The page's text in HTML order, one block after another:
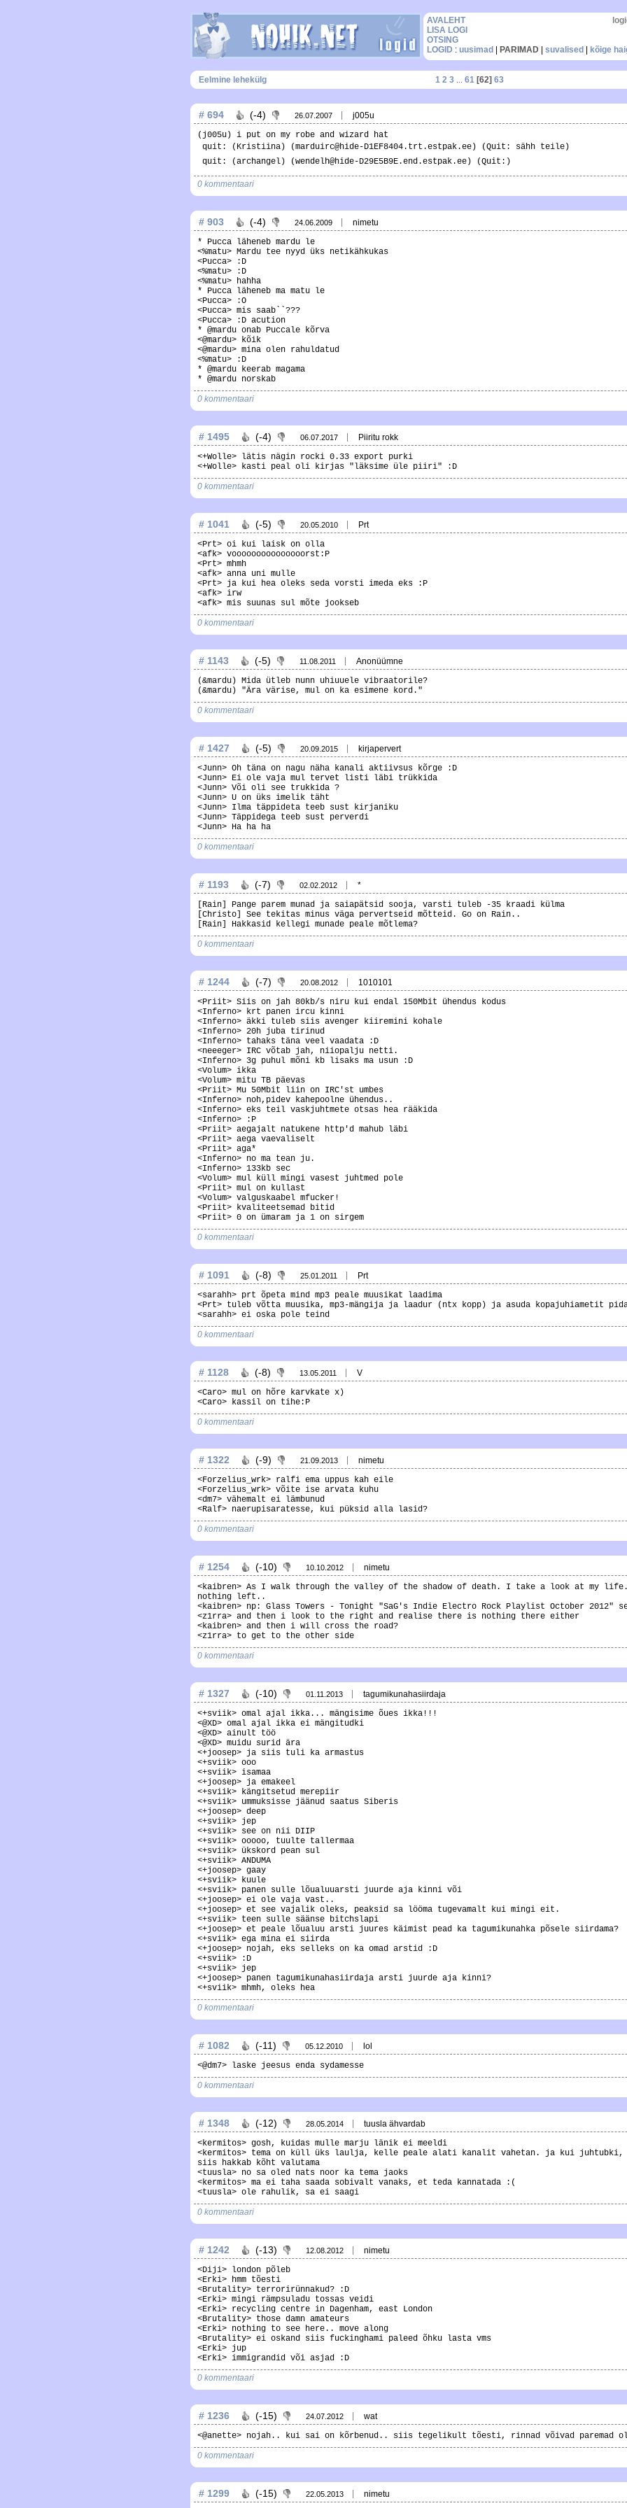
AVALEHT
LISA LOGI
OTSING
LOGID : uusimad PARIMAD suvalised kõige
Eelmine lehekülg 1 2 3 ... 61 [62] 63
# 694 (-4) 26.07.2007
j005u
(j005u) i put on my robe and wizard hat
 quit: (Kristiina) (marduirc@hide-D1EF8404.trt.estpak.ee) (Quit: sähh teile)
 quit: (archangel) (wendelh@hide-D29E5B9E.end.estpak.ee) (Quit:)
0 kommentaari
# 903 (-4) 24.06.2009
nimetu
* Pucca läheneb mardu le
<%matu> Mardu tee nyyd üks netikähkukas
<Pucca> :D
<%matu> :D
<%matu> hahha
* Pucca läheneb ma matu le
<Pucca> :O
<Pucca> mis saab``???
<Pucca> :D acution
* @mardu onab Puccale kõrva
<@mardu> kõik
<@mardu> mina olen rahuldatud
<%matu> :D
* @mardu keerab magama
* @mardu norskab
0 kommentaari
# 1495 (-4) 06.07.2017
Piiritu rokk
<+Wolle> lätis nägin rocki 0.33 export purki
<+Wolle> kasti peal oli kirjas "läksime üle piiri" :D
0 kommentaari
# 1041 (-5) 20.05.2010
Prt
<Prt> oi kui laisk on olla
<afk> vooooooooooooooorst:P
<Prt> mhmh
<afk> anna uni mulle
<Prt> ja kui hea oleks seda vorsti imeda eks :P
<afk> irw
<afk> mis suunas sul mõte jookseb
0 kommentaari
# 1143 (-5) 11.08.2011
Anonüümne
(&mardu) Mida ütleb nunn uhiuuele vibraatorile?
(&mardu) "Ära värise, mul on ka esimene kord."
0 kommentaari
# 1427 (-5) 20.09.2015
kirjapervert
<Junn> Oh täna on nagu näha kanali aktiivsus kõrge :D
<Junn> Ei ole vaja mul tervet listi läbi trükkida
<Junn> Või oli see trukkida ?
<Junn> U on üks imelik täht
<Junn> Ilma täppideta teeb sust kirjaniku
<Junn> Täppidega teeb sust perverdi
<Junn> Ha ha ha
0 kommentaari
# 1193 (-7) 02.02.2012
*
[Rain] Pange parem munad ja saiapätsid sooja, varsti tuleb -35 kraadi külma
[Christo] See tekitas minus väga pervertseid mõtteid. Go on Rain..
[Rain] Hakkasid kellegi munade peale mõtlema?
0 kommentaari
# 1244 (-7) 20.08.2012
1010101
<Priit> Siis on jah 80kb/s niru kui endal 150Mbit ühendus kodus
<Inferno> krt panen ircu kinni
<Inferno> äkki tuleb siis avenger kiiremini kohale
<Inferno> 20h juba tirinud
<Inferno> tahaks täna veel vaadata :D
<neeeger> IRC võtab jah, niiopalju netti.
<Inferno> 3g puhul mõni kb lisaks ma usun :D
<Volum> ikka
<Volum> mitu TB päevas
<Priit> Mu 50Mbit liin on IRC'st umbes
<Inferno> noh,pidev kahepoolne ühendus..
<Inferno> eks teil vaskjuhtmete otsas hea rääkida
<Inferno> :P
<Priit> aegajalt natukene http'd mahub läbi
<Priit> aega vaevaliselt
<Priit> aga*
<Inferno> no ma tean ju.
<Inferno> 133kb sec
<Volum> mul küll mingi vasest juhtmed pole
<Priit> mul on kullast
<Volum> valguskaabel mfucker!
<Priit> kvaliteetsemad bitid
<Priit> 0 on ümaram ja 1 on sirgem
0 kommentaari
# 1091 (-8) 25.01.2011
Prt
<sarahh> prt õpeta mind mp3 peale muusikat laadima
<Prt> tuleb võtta muusika, mp3-mängija ja laadur (ntx kopp) ja asuda kopajuhiametit
<sarahh> ei oska pole teind
0 kommentaari
# 1128 (-8) 13.05.2011
V
<Caro> mul on hõre karvkate x)
<Caro> kassil on tihe:P
0 kommentaari
# 1322 (-9) 21.09.2013
nimetu
<Forzelius_wrk> ralfi ema uppus kah eile
<Forzelius_wrk> võite ise arvata kuhu
<dm7> vähemalt ei lämbunud
<Ralf> naerupisaratesse, kui püksid alla lasid?
0 kommentaari
# 1254 (-10) 10.10.2012
nimetu
<kaibren> As I walk through the valley of the shadow of death. I take a look at my
nothing left..
<kaibren> np: Glass Towers - Tonight "SaG's Indie Electro Rock Playlist October 2012"
<z1rra> and then i look to the right and realise there is nothing there either
<kaibren> and then i will cross the road?
<z1rra> to get to the other side
0 kommentaari
# 1327 (-10) 01.11.2013
tagumikunahasiirdaja
<+sviik> omal ajal ikka... mängisime õues ikka!!!
<@XD> omal ajal ikka ei mängitudki
<@XD> ainult töö
<@XD> muidu surid ära
<+joosep> ja siis tuli ka armastus
<+sviik> ooo
<+sviik> isamaa
<+joosep> ja emakeel
<+sviik> kängitsetud merepiir
<+sviik> ummuksisse jäänud saatus Siberis
<+joosep> deep
<+sviik> jep
<+sviik> see on nii DIIP
<+sviik> ooooo, tuulte tallermaa
<+sviik> ükskord pean sul
<+sviik> ANDUMA
<+joosep> gaay
<+sviik> kuule
<+sviik> panen sulle lõualuuarsti juurde aja kinni või
<+joosep> ei ole vaja vast..
<+joosep> et see vajalik oleks, peaksid sa lööma tugevamalt kui mingi eit.
<+sviik> teen sulle säänse bitchslapi
<+joosep> et peale lõualuu arsti juures käimist pead ka tagumikunahka põsele siirdama?
<+sviik> ega mina ei siirda
<+joosep> nojah, eks selleks on ka omad arstid :D
<+sviik> :D
<+sviik> jep
<+joosep> panen tagumikunahasiirdaja arsti juurde aja kinni?
<+sviik> mhmh, oleks hea
0 kommentaari
# 1082 (-11) 05.12.2010
lol
<@dm7> laske jeesus enda sydamesse
0 kommentaari
# 1348 (-12) 28.05.2014
tuusla ähvardab
<kermitos> gosh, kuidas mulle marju länik ei meeldi
<kermitos> tema on küll üks laulja, kelle peale alati kanalit vahetan. ja kui juhtubki, et
siis hakkab kõht valutama
<tuusla> no sa oled nats noor ka tema jaoks
<kermitos> ma ei taha saada sobivalt vanaks, et teda kannatada :(
<tuusla> ole rahulik, sa ei saagi
0 kommentaari
# 1242 (-13) 12.08.2012
nimetu
<Diji> london põleb
<Erki> hmm tõesti
<Brutality> terrorirünnakud? :D
<Erki> mingi rämpsuladu tossas veidi
<Erki> recycling centre in Dagenham, east London
<Brutality> those damn amateurs
<Erki> nothing to see here.. move along
<Brutality> ei oskand siis fuckinghami paleed õhku lasta vms
<Erki> jup
<Erki> immigrandid või asjad :D
0 kommentaari
# 1236 (-15) 24.07.2012
wat
<@anette> nojah.. kui sai on kõrbenud.. siis tegelikult tõesti, rinnad võivad paremad
0 kommentaari
# 1299 (-15) 22.05.2013 nimetu